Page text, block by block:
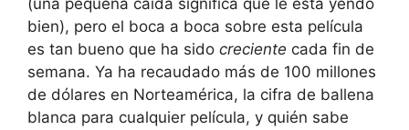
(una pequeña caída significa que le está yendo
bien), pero el boca a boca sobre esta película
es tan bueno que ha sido creciente cada fin de
semana. Ya ha recaudado más de 100 millones
de dólares en Norteamérica, la cifra de ballena
blanca para cualquier película, y quién sabe